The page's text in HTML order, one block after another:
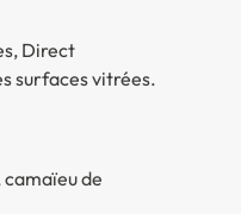
Direct
surfaces vitrées.
de